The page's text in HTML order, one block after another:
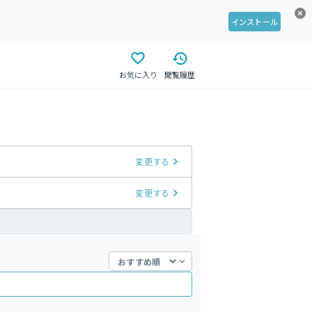
インストール
お気に入り 閲覧履歴
変更する
変更する